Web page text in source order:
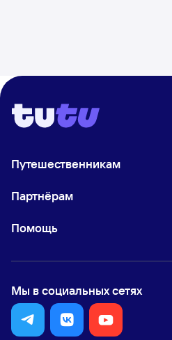
Путешественникам
Партнёрам
Помощь
Мы в социальных сетях